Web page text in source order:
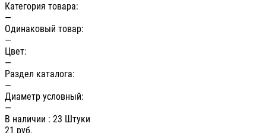
Категория товара:
—
Одинаковый товар:
—
Цвет:
—
Раздел каталога:
—
Диаметр условный:
—
В наличии : 23 Штуки
21 руб.